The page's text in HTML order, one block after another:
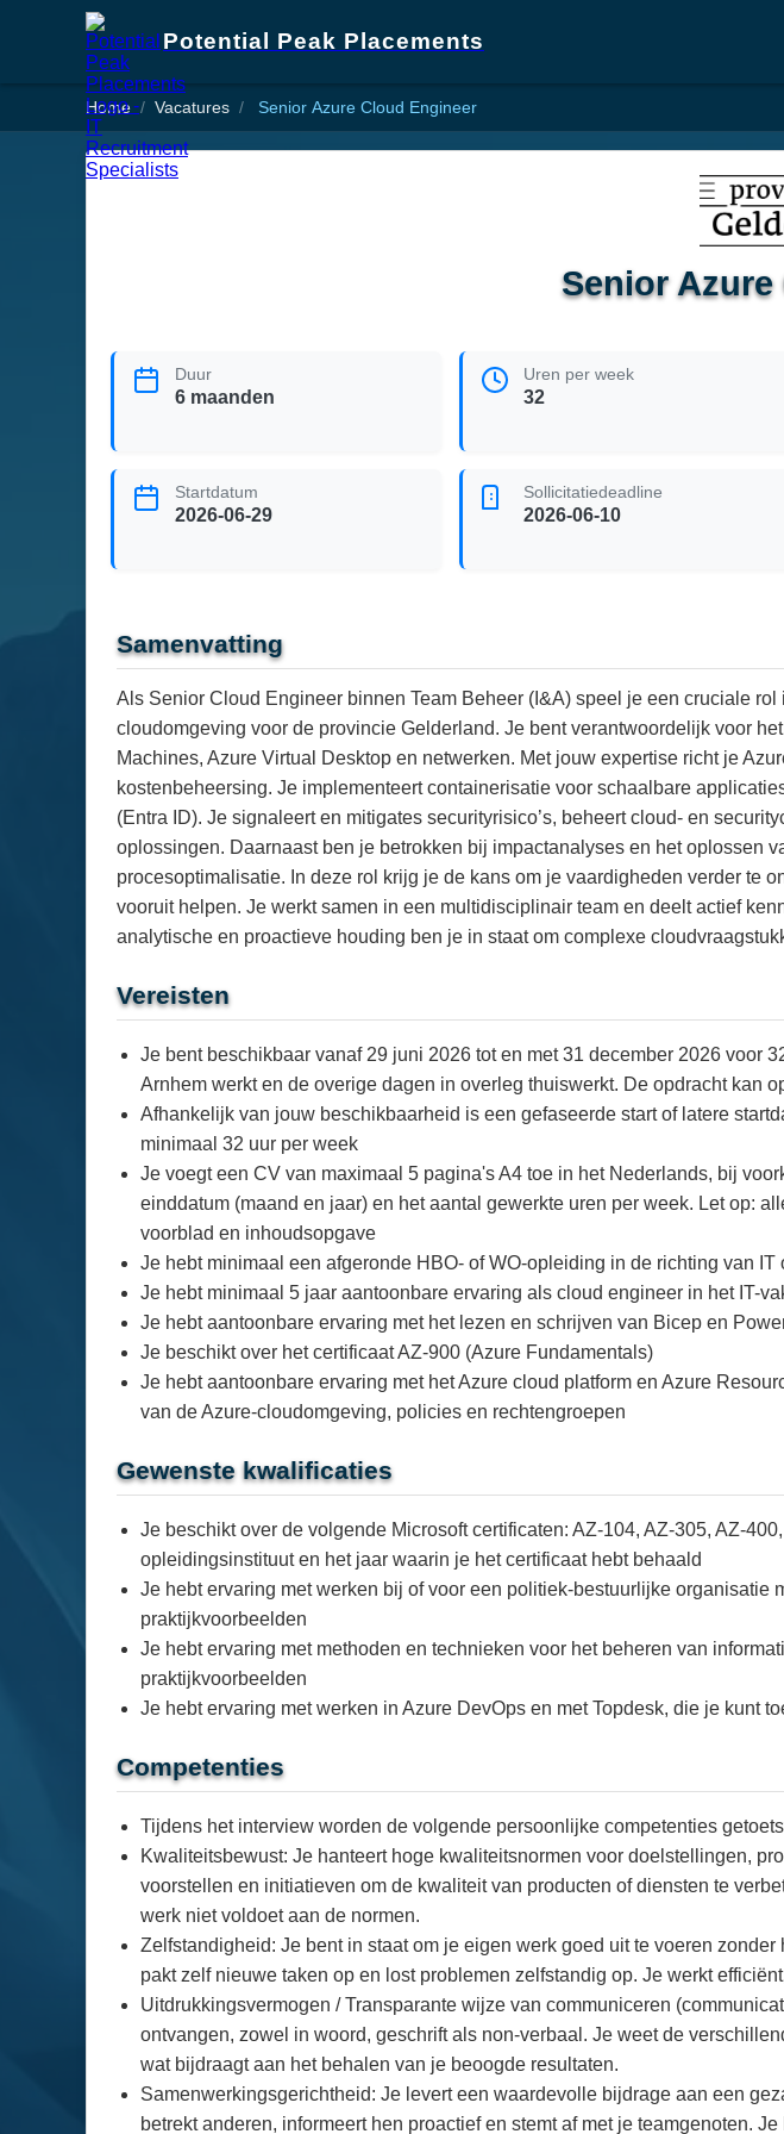
Potential Peak Placements
Home Vacatures Senior Azure Cloud Engineer
Senior
Duur
6 maanden
Uren per week
32
Startdatum
2026-06-29
Sollicitatiedeadline
2026-06-10
Samenvatting
Als Senior Cloud Engineer binnen Team Beheer (I&A) speel je een cruciale
cloudomgeving voor de provincie Gelderland. Je bent verantwoordelijk voor
Machines, Azure Virtual Desktop en netwerken. Met jouw expertise richt je
kostenbeheersing. Je implementeert containerisatie voor schaalbare
(Entra ID). Je signaleert en mitigates securityrisico’s, beheert cloud- en
oplossingen. Daarnaast ben je betrokken bij impactanalyses en het oplossen
procesoptimalisatie. In deze rol krijg je de kans om je vaardigheden verder
vooruit helpen. Je werkt samen in een multidisciplinair team en deelt actief
analytische en proactieve houding ben je in staat om complexe
Vereisten
Je bent beschikbaar vanaf 29 juni 2026 tot en met 31 december 2026 voor
Arnhem werkt en de overige dagen in overleg thuiswerkt. De opdracht kan
Afhankelijk van jouw beschikbaarheid is een gefaseerde start of latere
minimaal 32 uur per week
Je voegt een CV van maximaal 5 pagina's A4 toe in het Nederlands, bij
einddatum (maand en jaar) en het aantal gewerkte uren per week. Let op:
voorblad en inhoudsopgave
Je hebt minimaal een afgeronde HBO- of WO-opleiding in de richting van
Je hebt minimaal 5 jaar aantoonbare ervaring als cloud engineer in het IT-
Je hebt aantoonbare ervaring met het lezen en schrijven van Bicep en
Je beschikt over het certificaat AZ-900 (Azure Fundamentals)
Je hebt aantoonbare ervaring met het Azure cloud platform en Azure
van de Azure-cloudomgeving, policies en rechtengroepen
Gewenste kwalificaties
Je beschikt over de volgende Microsoft certificaten: AZ-104, AZ-305, AZ-
opleidingsinstituut en het jaar waarin je het certificaat hebt behaald
Je hebt ervaring met werken bij of voor een politiek-bestuurlijke
praktijkvoorbeelden
Je hebt ervaring met methoden en technieken voor het beheren van
praktijkvoorbeelden
Je hebt ervaring met werken in Azure DevOps en met Topdesk, die je kunt
Competenties
Tijdens het interview worden de volgende persoonlijke competenties
Kwaliteitsbewust: Je hanteert hoge kwaliteitsnormen voor doelstellingen,
voorstellen en initiatieven om de kwaliteit van producten of diensten te
werk niet voldoet aan de normen.
Zelfstandigheid: Je bent in staat om je eigen werk goed uit te voeren
pakt zelf nieuwe taken op en lost problemen zelfstandig op. Je werkt
Uitdrukkingsvermogen / Transparante wijze van communiceren
ontvangen, zowel in woord, geschrift als non-verbaal. Je weet de
wat bijdraagt aan het behalen van je beoogde resultaten.
Samenwerkingsgerichtheid: Je levert een waardevolle bijdrage aan een
betrekt anderen, informeert hen proactief en stemt af met je teamgenoten.